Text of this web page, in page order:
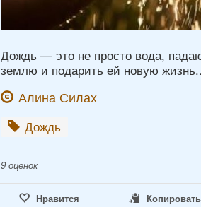
Дождь — это не просто вода,
землю и подарить ей новую
Алина Силах
Дождь
9 оценок
Нравится Копировать